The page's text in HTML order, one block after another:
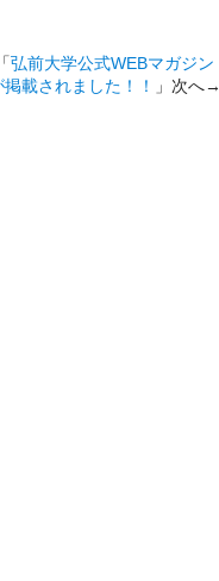
弘前大学公式WEBマガジン
載されました！！
」次へ→